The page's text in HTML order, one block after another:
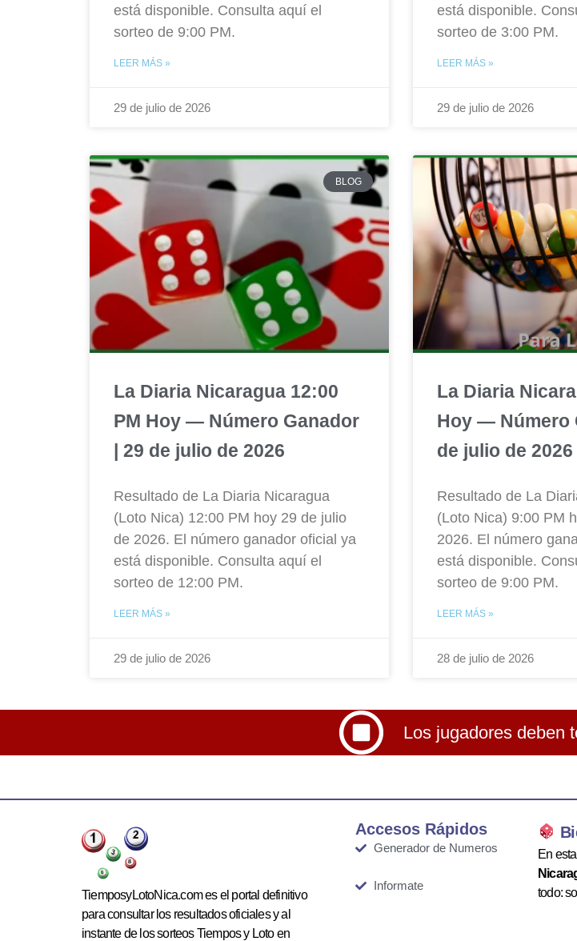
está disponible. Consulta aquí el
sorteo de 9:00 PM.
LEER MÁS »
29 de julio de 2026
está disponible.
sorteo de 3:00 PM.
LEER MÁS »
29 de julio de 2026
BLOG
La Diaria Nicaragua 12:00
PM Hoy — Número Ganador
| 29 de julio de 2026
Resultado de La Diaria Nicaragua
(Loto Nica) 12:00 PM hoy 29 de julio
de 2026. El número ganador oficial ya
está disponible. Consulta aquí el
sorteo de 12:00 PM.
LEER MÁS »
29 de julio de 2026
La Diaria
Hoy — Número
de julio de 2026
Resultado de La
(Loto Nica) 9:00 PM
2026. El número
está disponible.
sorteo de 9:00 PM.
LEER MÁS »
28 de julio de 2026
Los jugadores deben
TiemposyLotoNica.com es el portal definitivo
para consultar los resultados oficiales y al
instante de los sorteos Tiempos y Loto en
Accesos Rápidos
Generador de Numeros
Informate
En
todo: